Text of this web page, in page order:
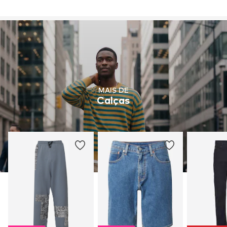
MAIS DE
Calças